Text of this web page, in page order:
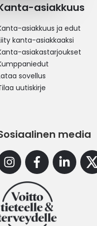
asiakkuus
asiakkuus ja edut
kanta-asiakkaaksi
asiakastarjoukset
sovellus
uutiskirje
media
InstagramFacebookLinkedinX